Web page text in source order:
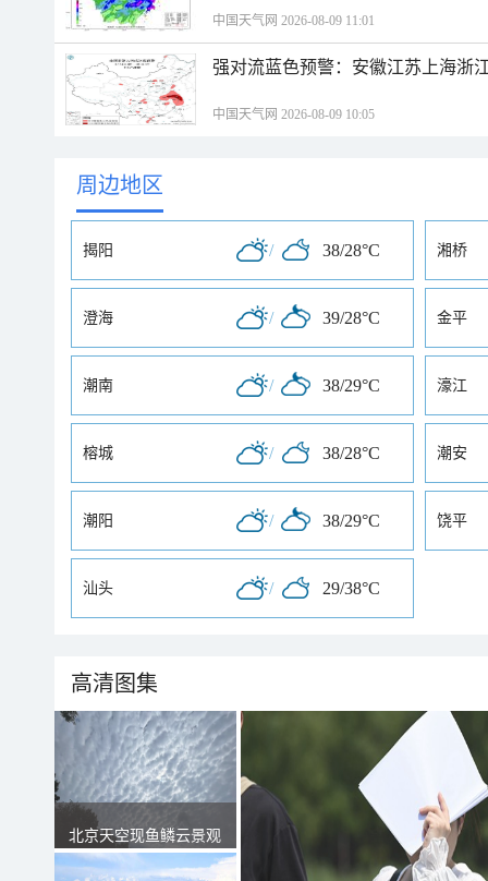
中国天气网 2026-08-09 11:01
强对流蓝色预警：安徽江苏上海浙
中国天气网 2026-08-09 10:05
周边地区
揭阳 / 38/28°C 湘桥
澄海 / 39/28°C 金平
潮南 / 38/29°C 濠江
榕城 / 38/28°C 潮安
潮阳 / 38/29°C 饶平
汕头 / 29/38°C
高清图集
北京天空现鱼鳞云景观